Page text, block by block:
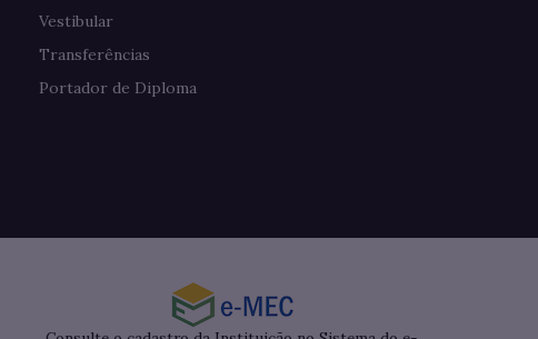
Vestibular
Transferências
Portador de Diploma